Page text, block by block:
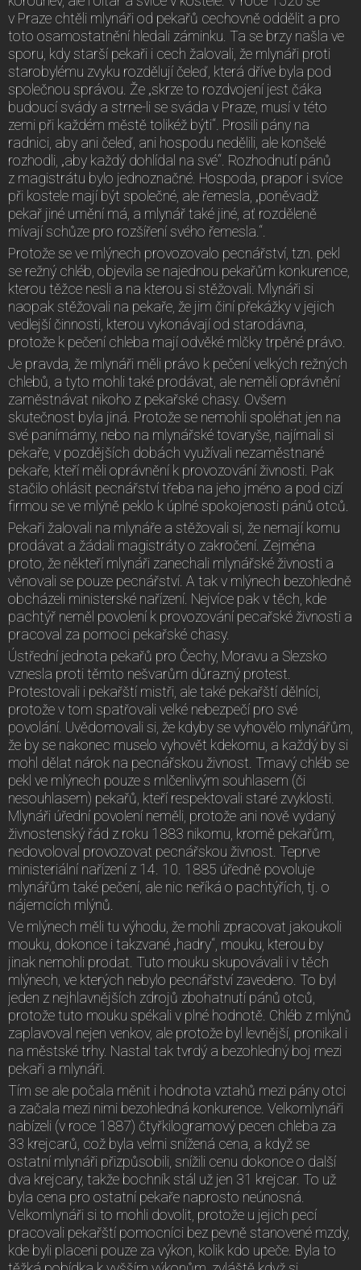
v Praze chtěli mlynáři od pekařů cechovně oddělit a pro
toto osamostatnění hledali záminku. Ta se brzy našla ve
sporu, kdy starší pekaři i cech žalovali, že mlynáři proti
starobylému zvyku rozdělují čeleď, která dříve byla pod
společnou správou. Že „skrze to rozdvojení jest čáka
budoucí svády a strne-li se sváda v Praze, musí v této
zemi při každém městě tolikéž býti“. Prosili pány na
radnici, aby ani čeleď, ani hospodu nedělili, ale konšelé
rozhodli, „aby každý dohlídal na své“. Rozhodnutí pánů
z magistrátu bylo jednoznačné. Hospoda, prapor i svíce
při kostele mají být společné, ale řemesla, „poněvadž
pekař jiné umění má, a mlynář také jiné, ať rozděleně
mívají schůze pro rozšíření svého řemesla.“.
Protože se ve mlýnech provozovalo pecnářství, tzn. pekl
se režný chléb, objevila se najednou pekařům konkurence,
kterou těžce nesli a na kterou si stěžovali. Mlynáři si
naopak stěžovali na pekaře, že jim činí překážky v jejich
vedlejší činnosti, kterou vykonávají od starodávna,
protože k pečení chleba mají odvěké mlčky trpěné právo.
Je pravda, že mlynáři měli právo k pečení velkých režných
chlebů, a tyto mohli také prodávat, ale neměli oprávnění
zaměstnávat nikoho z pekařské chasy. Ovšem
skutečnost byla jiná. Protože se nemohli spoléhat jen na
své panímámy, nebo na mlynářské tovaryše, najímali si
pekaře, v pozdějších dobách využívali nezaměstnané
pekaře, kteří měli oprávnění k provozování živnosti. Pak
stačilo ohlásit pecnářství třeba na jeho jméno a pod cizí
firmou se ve mlýně peklo k úplné spokojenosti pánů otců.
Pekaři žalovali na mlynáře a stěžovali si, že nemají komu
prodávat a žádali magistráty o zakročení. Zejména
proto, že někteří mlynáři zanechali mlynářské živnosti a
věnovali se pouze pecnářství. A tak v mlýnech bezohledně
obcházeli ministerské nařízení. Nejvíce pak v těch, kde
pachtýř neměl povolení k provozování pecařské živnosti a
pracoval za pomoci pekařské chasy.
Ústřední jednota pekařů pro Čechy, Moravu a Slezsko
vznesla proti těmto nešvarům důrazný protest.
Protestovali i pekařští mistři, ale také pekařští dělníci,
protože v tom spatřovali velké nebezpečí pro své
povolání. Uvědomovali si, že kdyby se vyhovělo mlynářům,
že by se nakonec muselo vyhovět kdekomu, a každý by si
mohl dělat nárok na pecnářskou živnost. Tmavý chléb se
pekl ve mlýnech pouze s mlčenlivým souhlasem (či
nesouhlasem) pekařů, kteří respektovali staré zvyklosti.
Mlynáři úřední povolení neměli, protože ani nově vydaný
živnostenský řád z roku 1883 nikomu, kromě pekařům,
nedovoloval provozovat pecnářskou živnost. Teprve
ministeriální nařízení z 14. 10. 1885 úředně povoluje
mlynářům také pečení, ale nic neříká o pachtýřích, tj. o
nájemcích mlýnů.
Ve mlýnech měli tu výhodu, že mohli zpracovat jakoukoli
mouku, dokonce i takzvané „hadry“, mouku, kterou by
jinak nemohli prodat. Tuto mouku skupovávali i v těch
mlýnech, ve kterých nebylo pecnářství zavedeno. To byl
jeden z nejhlavnějších zdrojů zbohatnutí pánů otců,
protože tuto mouku spékali v plné hodnotě. Chléb z mlýnů
zaplavoval nejen venkov, ale protože byl levnější, pronikal i
na městské trhy. Nastal tak tvrdý a bezohledný boj mezi
pekaři a mlynáři.
Tím se ale počala měnit i hodnota vztahů mezi pány otci
a začala mezi nimi bezohledná konkurence. Velkomlynáři
nabízeli (v roce 1887) čtyřkilogramový pecen chleba za
33 krejcarů, což byla velmi snížená cena, a když se
ostatní mlynáři přizpůsobili, snížili cenu dokonce o další
dva krejcary, takže bochník stál už jen 31 krejcar. To už
byla cena pro ostatní pekaře naprosto neúnosná.
Velkomlynáři si to mohli dovolit, protože u jejich pecí
pracovali pekařští pomocníci bez pevně stanovené mzdy,
kde byli placeni pouze za výkon, kolik kdo upeče. Byla to